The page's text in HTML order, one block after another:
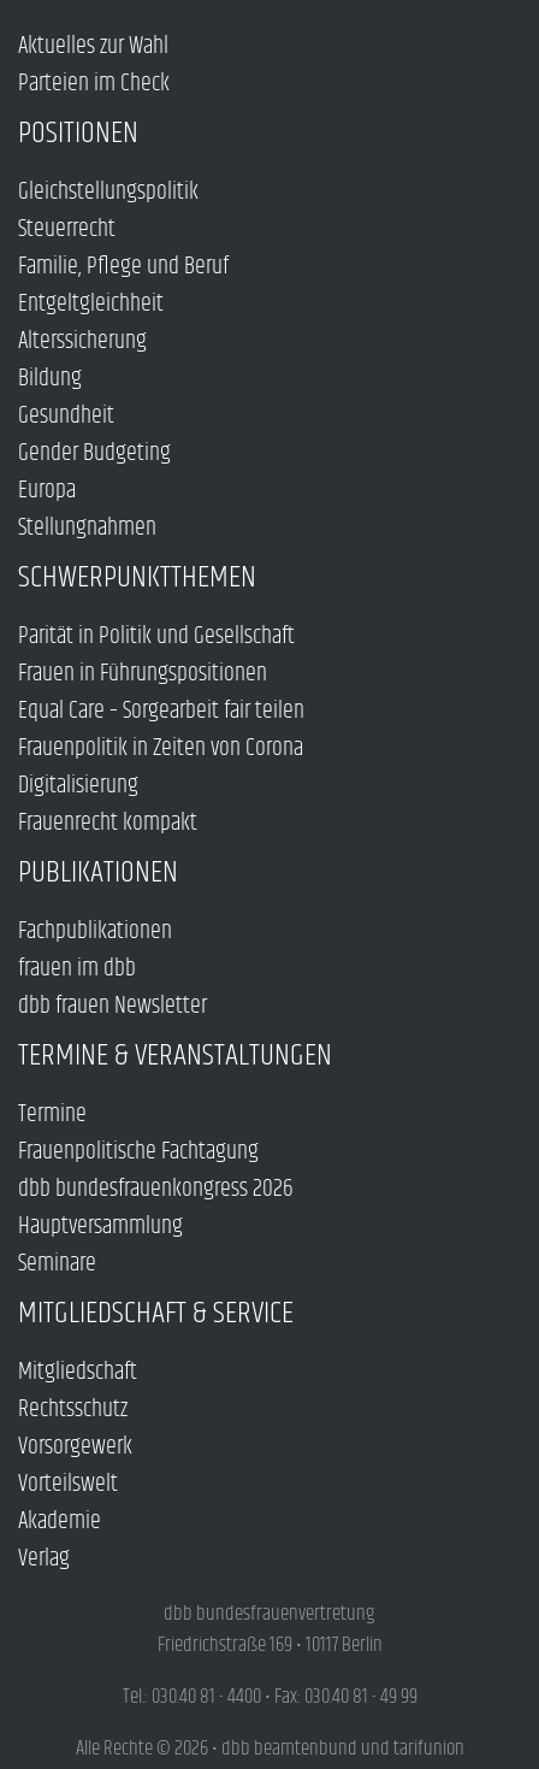
Aktuelles zur Wahl
Parteien im Check
POSITIONEN
Gleichstellungspolitik
Steuerrecht
Familie, Pflege und Beruf
Entgeltgleichheit
Alterssicherung
Bildung
Gesundheit
Gender Budgeting
Europa
Stellungnahmen
SCHWERPUNKTTHEMEN
Parität in Politik und Gesellschaft
Frauen in Führungspositionen
Equal Care – Sorgearbeit fair teilen
Frauenpolitik in Zeiten von Corona
Digitalisierung
Frauenrecht kompakt
PUBLIKATIONEN
Fachpublikationen
frauen im dbb
dbb frauen Newsletter
TERMINE & VERANSTALTUNGEN
Termine
Frauenpolitische Fachtagung
dbb bundesfrauenkongress 2026
Hauptversammlung
Seminare
MITGLIEDSCHAFT & SERVICE
Mitgliedschaft
Rechtsschutz
Vorsorgewerk
Vorteilswelt
Akademie
Verlag
dbb bundesfrauenvertretung
Friedrichstraße 169 • 10117 Berlin
Tel.: 030.40 81 - 4400 • Fax: 030.40 81 - 49 99
Alle Rechte © 2026 • dbb beamtenbund und tarifunion